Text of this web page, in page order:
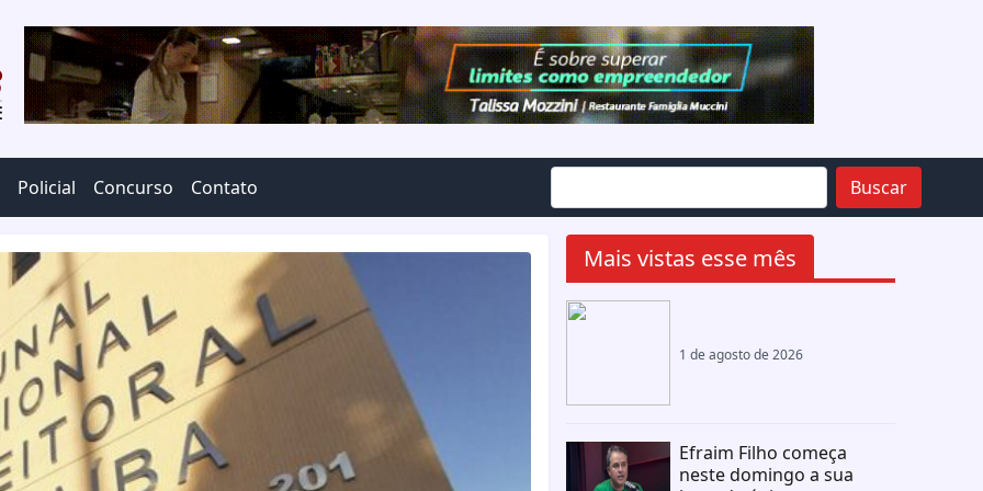
Policial Concurso Contato Buscar
Mais vistas esse mês
1 de agosto de 2026
Efraim Filho começa
neste domingo a sua